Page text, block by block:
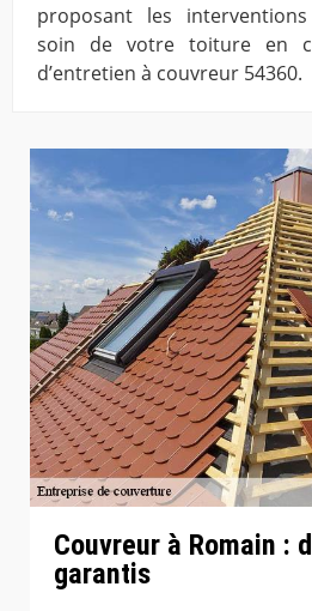
proposant les
soin de votre toiture en
d’entretien à couvreur 54360.
Couvreur à Romain :
garantis